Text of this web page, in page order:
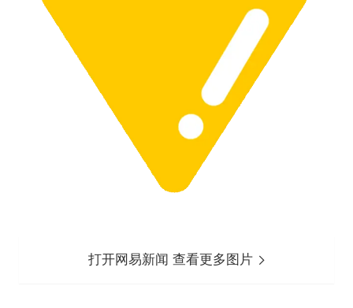
打开网易新闻 查看更多图片